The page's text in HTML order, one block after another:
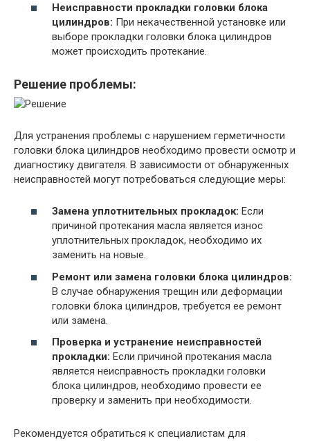
Неисправности прокладки головки блока
цилиндров: При некачественной установке или
выборе прокладки головки блока цилиндров
может происходить протекание.
Решение проблемы:
Для устранения проблемы с нарушением герметичности
головки блока цилиндров необходимо провести осмотр и
диагностику двигателя. В зависимости от обнаруженных
неисправностей могут потребоваться следующие меры:
Замена уплотнительных прокладок: Если
причиной протекания масла является износ
уплотнительных прокладок, необходимо их
заменить на новые.
Ремонт или замена головки блока цилиндров:
В случае обнаружения трещин или деформации
головки блока цилиндров, требуется ее ремонт
или замена.
Проверка и устранение неисправностей
прокладки: Если причиной протекания масла
является неисправность прокладки головки
блока цилиндров, необходимо провести ее
проверку и заменить при необходимости.
Рекомендуется обратиться к специалистам для